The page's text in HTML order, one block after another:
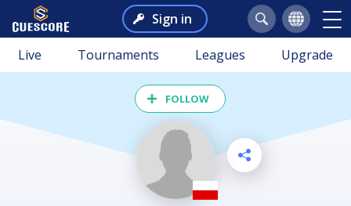
Sign in
Live Tournaments Leagues Upgrade
FOLLOW